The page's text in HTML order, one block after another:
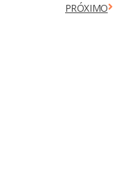
PRÓXIMO